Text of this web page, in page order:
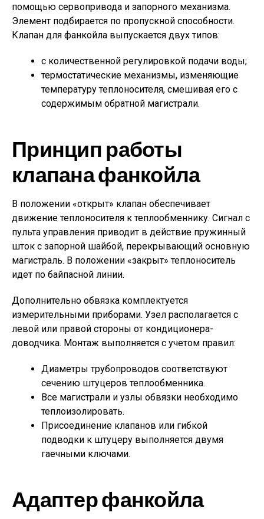
помощью сервопривода и запорного механизма.
Элемент подбирается по пропускной способности.
Клапан для фанкойла выпускается двух типов:
с количественной регулировкой подачи воды;
термостатические механизмы, изменяющие
температуру теплоносителя, смешивая его с
содержимым обратной магистрали.
Принцип работы
клапана фанкойла
В положении «открыт» клапан обеспечивает
движение теплоносителя к теплообменнику. Сигнал с
пульта управления приводит в действие пружинный
шток с запорной шайбой, перекрывающий основную
магистраль. В положении «закрыт» теплоноситель
идет по байпасной линии.
Дополнительно обвязка комплектуется
измерительными приборами. Узел располагается с
левой или правой стороны от кондиционера-
доводчика. Монтаж выполняется с учетом правил:
Диаметры трубопроводов соответствуют
сечению штуцеров теплообменника.
Все магистрали и узлы обвязки необходимо
теплоизолировать.
Присоединение клапанов или гибкой
подводки к штуцеру выполняется двумя
гаечными ключами.
Адаптер фанкойла